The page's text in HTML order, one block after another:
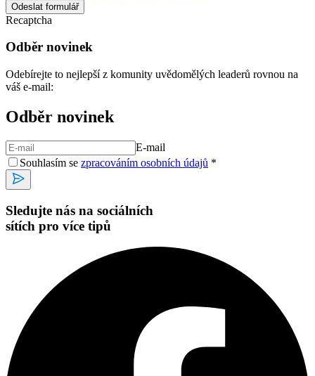
Odeslat formulář
Recaptcha
Odběr novinek
Odebírejte to nejlepší z komunity uvědomělých leaderů rovnou na
váš e-mail:
Odběr novinek
E-mail
Souhlasím se zpracováním osobních údajů *
Sledujte nás na sociálních
sítích pro více tipů